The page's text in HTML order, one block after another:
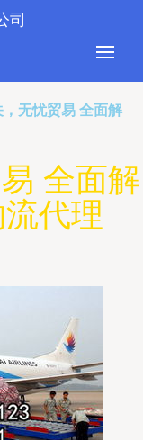
司
无忧贸易 全面解
全面解
代理